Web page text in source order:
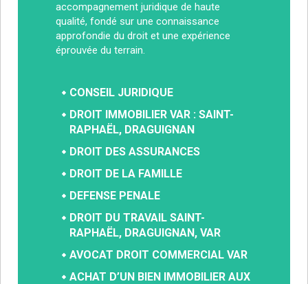
accompagnement juridique de haute
qualité, fondé sur une connaissance
approfondie du droit et une expérience
éprouvée du terrain.
CONSEIL JURIDIQUE
DROIT IMMOBILIER VAR : SAINT-
RAPHAËL, DRAGUIGNAN
DROIT DES ASSURANCES
DROIT DE LA FAMILLE
DEFENSE PENALE
DROIT DU TRAVAIL SAINT-
RAPHAËL, DRAGUIGNAN, VAR
AVOCAT DROIT COMMERCIAL VAR
ACHAT D’UN BIEN IMMOBILIER AUX